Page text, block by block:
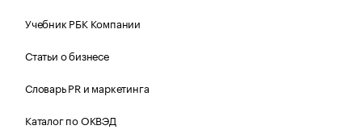
Учебник РБК Компании
Статьи о бизнесе
Словарь PR и маркетинга
Каталог по ОКВЭД